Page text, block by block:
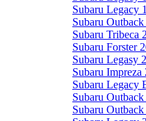
Subaru Legacy
Subaru
Subaru Tribeca
Subaru Forster
Subaru Legasy
Subaru
Subaru Legacy
Subaru
Subaru